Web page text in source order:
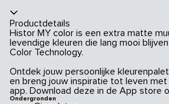
Productdetails
Histor MY color is een extra matte
levendige kleuren die lang mooi
Color Technology.
Ontdek jouw persoonlijke
en breng jouw inspiratie tot leven
app. Download deze in de App store
Ondergronden